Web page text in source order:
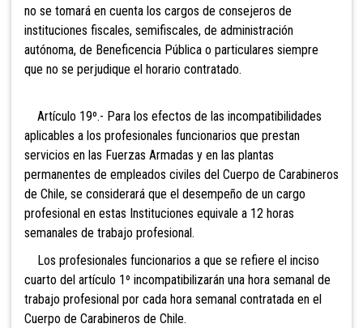
no se tomará en cuenta los cargos de consejeros de
instituciones fiscales, semifiscales, de administración
autónoma, de Beneficencia Pública o particulares siempre
que no se perjudique el horario contratado.
Artículo 19º.- Para los efectos de las incompatibilidades
aplicables a los profesionales funcionarios que prestan
servicios en las Fuerzas Armadas y en las plantas
permanentes de empleados civiles del Cuerpo de Carabineros
de Chile, se considerará que el desempeño de un cargo
profesional en estas Instituciones equivale a 12 horas
semanales de trabajo profesional.
Los profesionales funcionarios a que se refiere el inciso
cuarto del artículo 1º incompatibilizarán una hora semanal de
trabajo profesional por cada hora semanal contratada en el
Cuerpo de Carabineros de Chile.